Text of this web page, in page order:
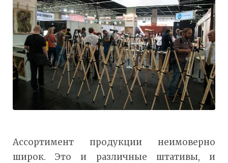
Ассортимент продукции неимоверно
широк. Это и различные штативы, и